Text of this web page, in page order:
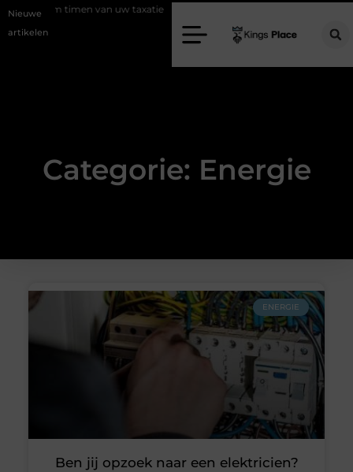
Nieuwe
artikelen
Slim timen van uw taxatie Geef uw slaapkamer een upgrade met
Categorie: Energie
ENERGIE
Ben jij opzoek naar een elektricien?